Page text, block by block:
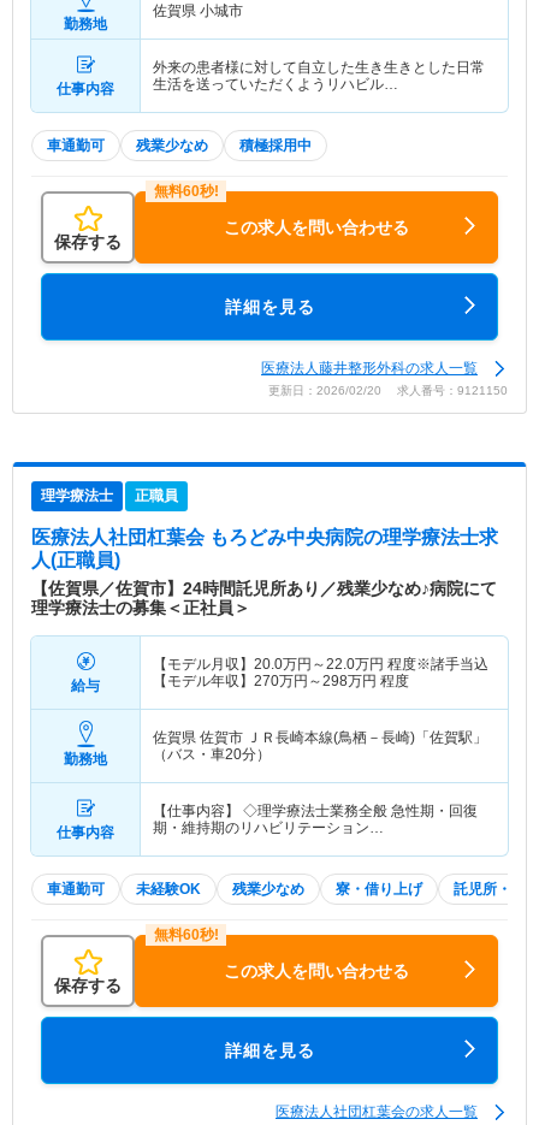
勤務地
佐賀県 小城市
仕事内容
外来の患者様に対して自立した生き生きとした日常
生活を送っていただくようリハビル…
車通勤可 残業少なめ 積極採用中
保存する
この求人を問い合わせる
詳細を見る
医療法人藤井整形外科の求人一覧
更新日：2026/02/20 求人番号：9121150
理学療法士 正職員
医療法人社団杠葉会 もろどみ中央病院の理学療法士求
人(正職員)
【佐賀県／佐賀市】24時間託児所あり／残業少なめ♪病院にて
理学療法士の募集＜正社員＞
給与
【モデル月収】 20.0万円～22.0万円 程度※諸手当込
【モデル年収】 270万円～298万円 程度
勤務地
佐賀県 佐賀市
ＪＲ長崎本線(鳥栖－長崎)「佐賀駅」
（バス・車20分）
仕事内容
【仕事内容】 ◇理学療法士業務全般 急性期・回復
期・維持期のリハビリテーション…
車通勤可 未経験OK 残業少なめ 寮・借り上げ 託児所・育
保存する
この求人を問い合わせる
詳細を見る
医療法人社団杠葉会の求人一覧